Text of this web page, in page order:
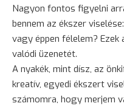
Nagyon fontos figyelni
bennem az ékszer
vagy éppen félelem? Ezek
valódi üzenetét.
A nyakék, mint dísz, az
kreatív, egyedi ékszert
számomra, hogy merjem